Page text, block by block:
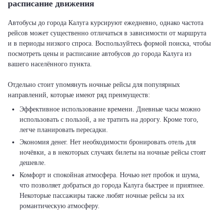
расписание движения
Автобусы до города Калуга курсируют ежедневно, однако частота
рейсов может существенно отличаться в зависимости от маршрута
и в периоды низкого спроса. Воспользуйтесь формой поиска, чтобы
посмотреть цены и расписание автобусов до города Калуга из
вашего населённого пункта.
Отдельно стоит упомянуть ночные рейсы для популярных
Эффективное использование времени. Дневные часы можно
использовать с пользой, а не тратить на дорогу. Кроме того,
легче планировать пересадки.
Экономия денег. Нет необходимости бронировать отель для
ночёвки, а в некоторых случаях билеты на ночные рейсы стоят
дешевле.
Комфорт и спокойная атмосфера. Ночью нет пробок и шума,
что позволяет добраться до города Калуга быстрее и приятнее.
Некоторые пассажиры также любят ночные рейсы за их
романтическую атмосферу.